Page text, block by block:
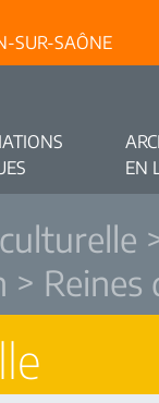
SUR-SAÔNE
EN
> Reines